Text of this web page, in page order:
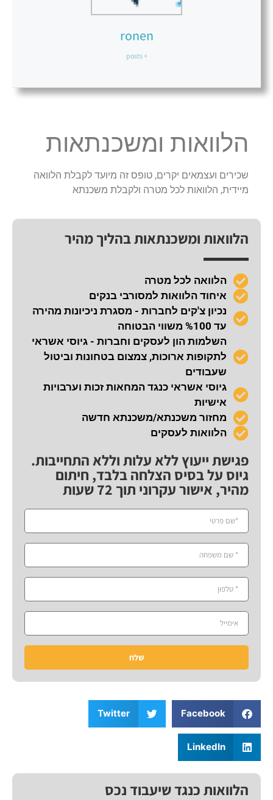
ronen
+ posts
הלוואות ומשכנתאות
שכירים ועצמאים יקרים, טופס זה מיועד לקבלת הלוואה
מיידית, הלוואות לכל מטרה ולקבלת משכנתא
הלוואות ומשכנתאות בהליך מהיר
הלוואה לכל מטרה
איחוד הלוואות למסורבי בנקים
נכיון צ'קים לחברות - מסגרת ניכיונות מהירה
עד %100 משווי הבטוחה
השלמות הון לעסקים וחברות - גיוסי אשראי
לתקופות ארוכות, צמצום בטחונות וביטול
שעבודים
גיוסי אשראי כנגד המחאות זכות וערבויות
אישיות
מחזור משכנתא/משכנתא חדשה
הלוואות לעסקים
פגישת ייעוץ ללא עלות וללא התחייבות.
גיוס על בסיס הצלחה בלבד, חיתום
מהיר, אישור עקרוני תוך 72 שעות
שלח
Facebook
Twitter
LinkedIn
הלוואות כנגד שיעבוד נכס